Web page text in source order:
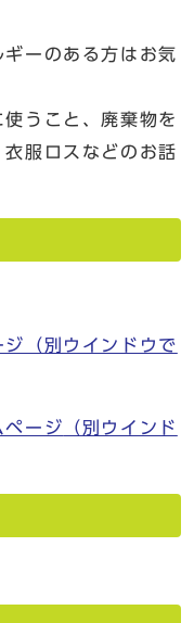
ーのある方はお気
うこと、廃棄物を
服ロスなどのお話
ジ
（別ウインドウで
ページ （別ウインド